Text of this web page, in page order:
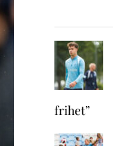
frihet”